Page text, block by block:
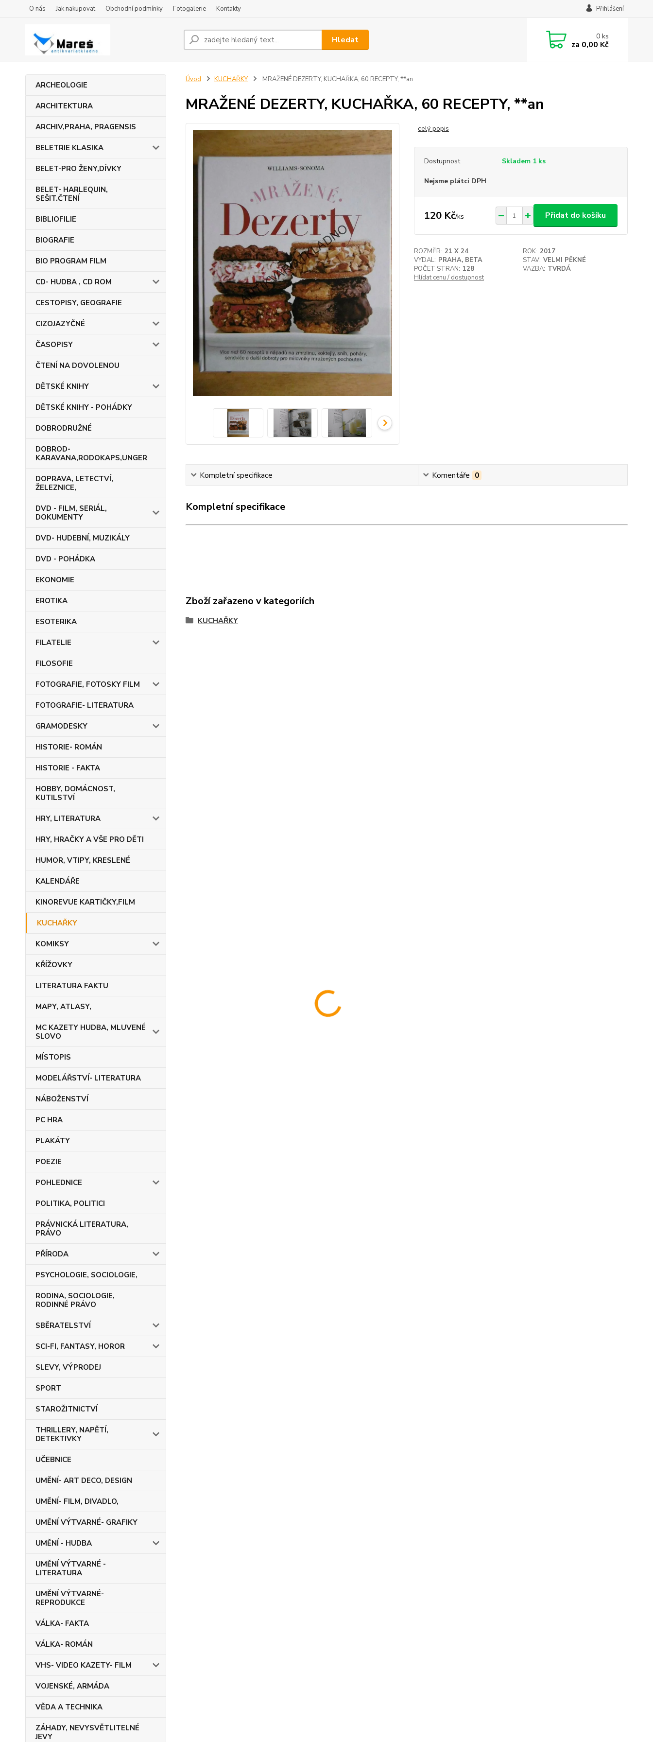
O nás Jak nakupovat Obchodní podmínky Fotogalerie Kontakty Přihlášení
Hledat 0ks
za 0,00 Kč
ARCHEOLOGIE
ARCHITEKTURA
ARCHIV,PRAHA, PRAGENSIS
BELETRIE KLASIKA
BELET-PRO ŽENY,DÍVKY
BELET- HARLEQUIN,
SEŠIT.ČTENÍ
BIBLIOFILIE
BIOGRAFIE
BIO PROGRAM FILM
CD- HUDBA , CD ROM
CESTOPISY, GEOGRAFIE
CIZOJAZYČNÉ
ČASOPISY
ČTENÍ NA DOVOLENOU
DĚTSKÉ KNIHY
DĚTSKÉ KNIHY - POHÁDKY
DOBRODRUŽNÉ
DOBROD-
KARAVANA,RODOKAPS,UNGER
DOPRAVA, LETECTVÍ,
ŽELEZNICE,
DVD - FILM, SERIÁL,
DOKUMENTY
DVD- HUDEBNÍ, MUZIKÁLY
DVD - POHÁDKA
EKONOMIE
EROTIKA
ESOTERIKA
FILATELIE
FILOSOFIE
FOTOGRAFIE, FOTOSKY FILM
FOTOGRAFIE- LITERATURA
GRAMODESKY
HISTORIE- ROMÁN
HISTORIE - FAKTA
HOBBY, DOMÁCNOST,
KUTILSTVÍ
HRY, LITERATURA
HRY, HRAČKY A VŠE PRO DĚTI
HUMOR, VTIPY, KRESLENÉ
KALENDÁŘE
KINOREVUE KARTIČKY,FILM
KUCHAŘKY
KOMIKSY
KŘÍŽOVKY
LITERATURA FAKTU
MAPY, ATLASY,
MC KAZETY HUDBA, MLUVENÉ
SLOVO
MÍSTOPIS
MODELÁŘSTVÍ- LITERATURA
NÁBOŽENSTVÍ
PC HRA
PLAKÁTY
POEZIE
POHLEDNICE
POLITIKA, POLITICI
PRÁVNICKÁ LITERATURA,
PRÁVO
PŘÍRODA
PSYCHOLOGIE, SOCIOLOGIE,
RODINA, SOCIOLOGIE,
RODINNÉ PRÁVO
SBĚRATELSTVÍ
SCI-FI, FANTASY, HOROR
SLEVY, VÝPRODEJ
SPORT
STAROŽITNICTVÍ
THRILLERY, NAPĚTÍ,
DETEKTIVKY
UČEBNICE
UMĚNÍ- ART DECO, DESIGN
UMĚNÍ- FILM, DIVADLO,
UMĚNÍ VÝTVARNÉ- GRAFIKY
UMĚNÍ - HUDBA
UMĚNÍ VÝTVARNÉ -
LITERATURA
UMĚNÍ VÝTVARNÉ-
REPRODUKCE
VÁLKA- FAKTA
VÁLKA- ROMÁN
VHS- VIDEO KAZETY- FILM
VOJENSKÉ, ARMÁDA
VĚDA A TECHNIKA
ZÁHADY, NEVYSVĚTLITELNÉ
JEVY
Úvod KUCHAŘKY MRAŽENÉ DEZERTY, KUCHAŘKA, 60 RECEPTY, **an
MRAŽENÉ DEZERTY, KUCHAŘKA, 60 RECEPTY, **an
celý popis
Dostupnost Skladem 1 ks
Nejsme plátci DPH
120 Kč/ks Přidat do košíku
ROZMĚR: 21 X 24 ROK: 2017
VYDAL: PRAHA, BETA STAV: VELMI PĚKNÉ
POČET STRAN: 128 VAZBA: TVRDÁ
Hlídat cenu / dostupnost
Kompletní specifikace Komentáře 0
Kompletní specifikace
Zboží zařazeno v kategoriích
KUCHAŘKY